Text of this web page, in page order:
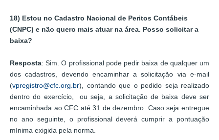
18) Estou no Cadastro Nacional de Peritos Contábeis
(CNPC) e não quero mais atuar na área. Posso solicitar a
baixa?
Resposta: Sim. O profissional pode pedir baixa de qualquer um
dos cadastros, devendo encaminhar a solicitação via e-mail
(vpregistro@cfc.org.br), contando que o pedido seja realizado
dentro do exercício, ou seja, a solicitação de baixa deve ser
encaminhada ao CFC até 31 de dezembro. Caso seja entregue
no ano seguinte, o profissional deverá cumprir a pontuação
mínima exigida pela norma.